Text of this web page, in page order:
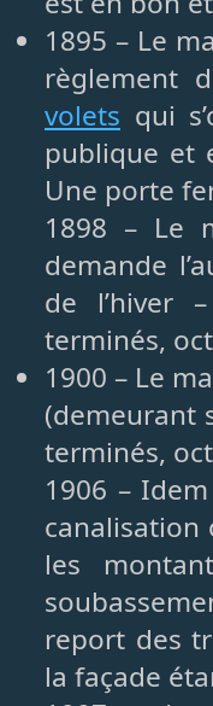
1895 – Le
règlement
volets qui
publique et
Une porte
1898 – Le
demande
de l’hiver
terminés,
1900 – Le
(demeurant
terminés,
1906 –
canalisation
les
report des
la façade